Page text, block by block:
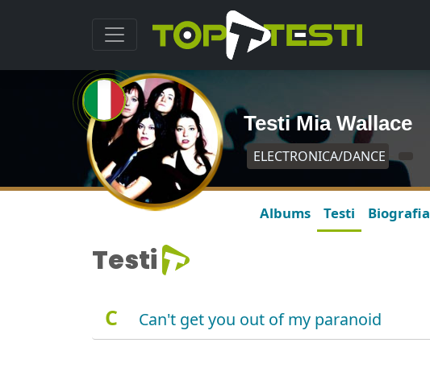
Testi Mia Wallace
ELECTRONICA/DANCE
Albums Testi Biografia
Testi
C Can't get you out of my paranoid